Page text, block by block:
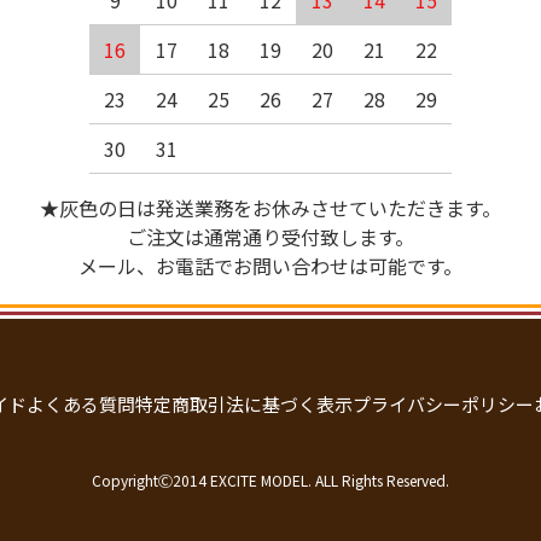
16
17 18 19 20 21
22
23
24 25 26 27 28
29
30
31
★灰色の日は発送業務をお休みさせていただきます。
ご注文は通常通り受付致します。
メール、お電話でお問い合わせは可能です。
ドよくある質問特定商取引法に基づく表示プライバシーポリシー
CopyrightⒸ2014 EXCITE MODEL. ALL Rights Reserved.